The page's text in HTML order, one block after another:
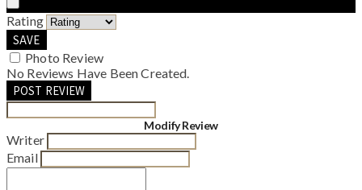
Rating
SAVE
Photo Review
No Reviews Have Been Created.
POST REVIEW
Modify Review
Writer
Email